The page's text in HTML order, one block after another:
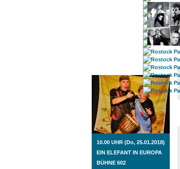
ROSTOCK TAGESTIPP
10.00 UHR (Do, 25.01.2018)
EIN ELEFANT IN EUROPA
BÜHNE 602